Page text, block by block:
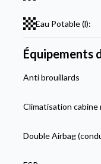
Eau Potable (l):
Équipements
Anti brouillards
Climatisation cabine
Double Airbag